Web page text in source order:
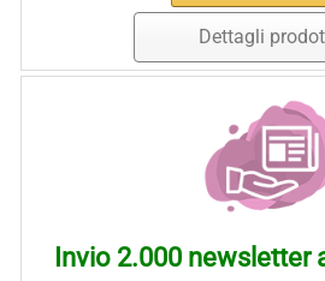
Dettagli
Invio 2.000 newsletter